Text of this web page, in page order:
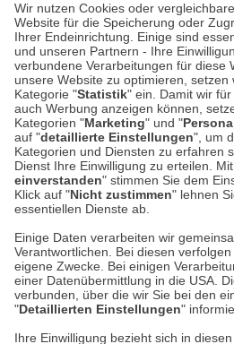
Wir nutzen Cookies oder
Website für die Speicherung oder
Ihrer Endeinrichtung. Einige sind
und unseren Partnern - Ihre
verbundene Verarbeitungen für diese
unsere Website zu optimieren,
Kategorie "Statistik" ein. Damit wir
auch Werbung anzeigen können,
Kategorien "Marketing" und "
auf "detaillierte Einstellungen", um
Kategorien und Diensten zu erfahren
Dienst Ihre Einwilligung zu erteilen.
einverstanden" stimmen Sie dem
Klick auf "Nicht zustimmen" lehnen
essentiellen Dienste ab.
Einige Daten verarbeiten wir
Verantwortlichen. Bei diesen
eigene Zwecke. Bei einigen
einer Datenübermittlung in die USA.
verbunden, über die wir Sie bei den
"Detaillierten Einstellungen"
Ihre Einwilligung bezieht sich in
Unser Geschäft in
Auf dem
53340
Montag bis Samstag 9:00
weitere
Hier finden Sie
Cookie-Einstellungen in Ihrem